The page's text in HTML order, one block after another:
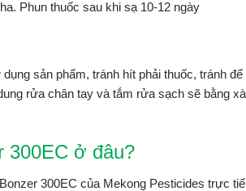
Phun thuốc sau khi sạ 10-12 ngày
sản phẩm, tránh hít phải thuốc, tránh
rửa chân tay và tắm rửa sạch sẽ bằng
300EC ở đâu?
300EC của Mekong Pesticides trực